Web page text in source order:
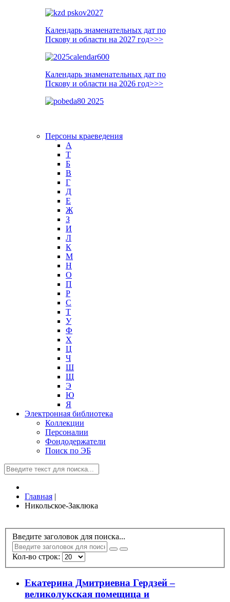
Календарь знаменательных дат по
Пскову и области на 2027 год>>>
Календарь знаменательных дат по
Пскову и области на 2026 год>>>
Персоны краеведения
А
T
Б
В
Г
Д
Е
Ж
З
И
Л
К
М
Н
О
П
Р
С
Т
У
Ф
Х
Ц
Ч
Ш
Щ
Э
Ю
Я
Электронная библиотека
Коллекции
Персоналии
Фондодержатели
Поиск по ЭБ
Главная |
Никольское-Заклюка
Введите заголовок для поиска...
Кол-во строк:
Екатерина Дмитриевна Гердзей –
великолукская помещица и